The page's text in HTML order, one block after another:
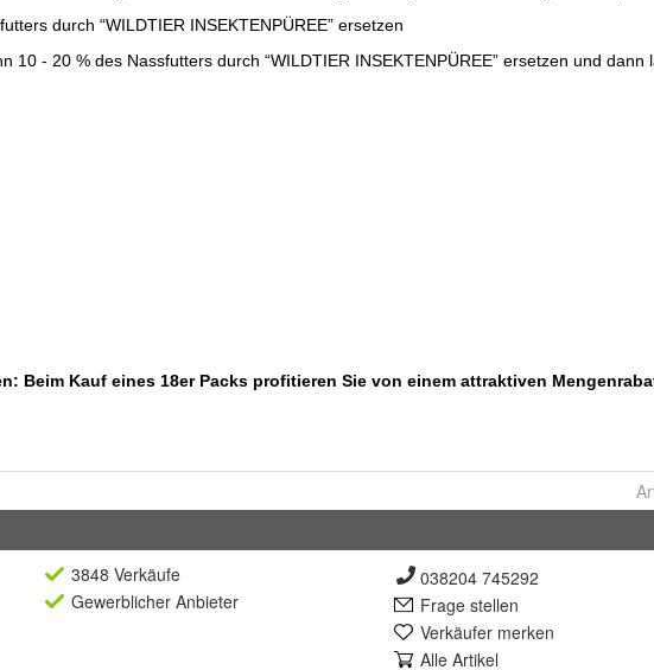
3848 Verkäufe
Gewerblicher Anbieter
038204 745292
Frage stellen
Verkäufer merken
Alle Artikel